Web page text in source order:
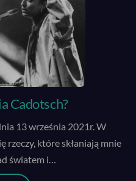
Cadotsch?
13 września 2021r. W
rzeczy, które skłaniają mnie
światem i…